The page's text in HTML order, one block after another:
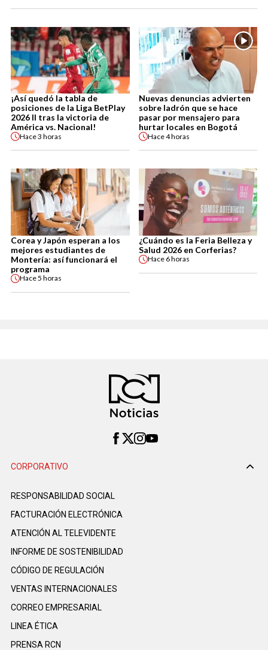
¡Así quedó la tabla de
posiciones de la Liga BetPlay
2026 II tras la victoria de
América vs. Nacional!
Hace3 horas
Nuevas denuncias advierten
sobre ladrón que se hace
pasar por mensajero para
hurtar locales en Bogotá
Hace4 horas
Corea y Japón esperan a los
mejores estudiantes de
Montería: así funcionará el
programa
Hace5 horas
¿Cuándo es la Feria Belleza y
Salud 2026 en Corferias?
Hace 6 horas
CORPORATIVO
RESPONSABILIDAD SOCIAL
FACTURACIÓN ELECTRÓNICA
ATENCIÓN AL TELEVIDENTE
INFORME DE SOSTENIBILIDAD
CÓDIGO DE REGULACIÓN
VENTAS INTERNACIONALES
CORREO EMPRESARIAL
LINEA ÉTICA
PRENSA RCN